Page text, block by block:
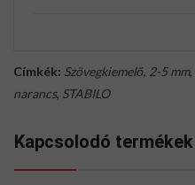
Címkék: Szövegkiemelő, 2-5 mm,
narancs, STABILO
Kapcsolodó termékek